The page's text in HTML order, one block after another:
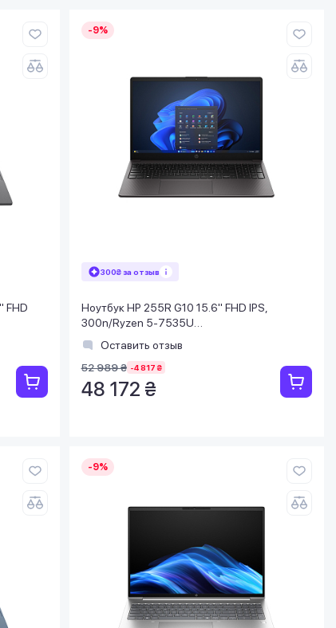
FHD
-9%
300₴ за отзыв
Ноутбук HP 255R G10 15.6" FHD IPS,
300n/Ryzen 5-7535U
(4.5)/16Gb/SSD512Gb/Radeon/Win11Pro/
Серый
Оставить отзыв
52 989 ₴ -4 817 ₴
48 172 ₴
-9%